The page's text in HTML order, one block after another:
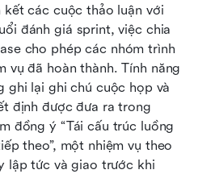
các cuộc thảo luận với
đánh giá sprint, việc chia
cho phép các nhóm trình
ghi lại ghi chú cuộc họp và
định được đưa ra trong
đồng ý “Tái cấu trúc luồng
theo”, một nhiệm vụ theo
lập tức và giao trước khi